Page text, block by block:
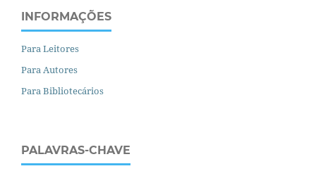
INFORMAÇÕES
Para Leitores
Para Autores
Para Bibliotecários
PALAVRAS-CHAVE